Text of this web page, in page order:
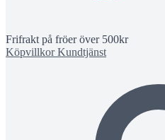
Frifrakt på fröer över 500kr
KöpvillkorKundtjänst